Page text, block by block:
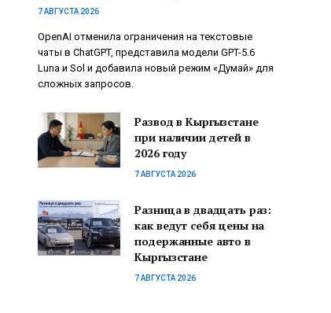
7 АВГУСТА 2026
OpenAI отменила ограничения на текстовые
чаты в ChatGPT, представила модели GPT-5.6
Luna и Sol и добавила новый режим «Думай» для
сложных запросов.
Развод в Кыргызстане
при наличии детей в
2026 году
7 АВГУСТА 2026
Разница в двадцать раз:
как ведут себя цены на
подержанные авто в
Кыргызстане
7 АВГУСТА 2026